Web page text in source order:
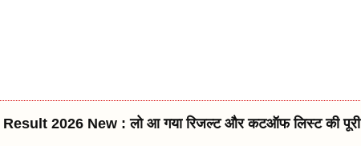
2026 New : लो आ गया रिजल्ट और कटऑफ लिस्ट की पूरी